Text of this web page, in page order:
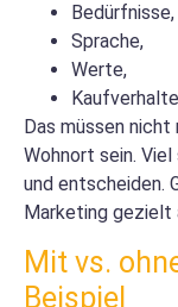
Bedürfnisse,
Sprache,
Werte,
Das müssen
Wohnort sein.
und entscheiden.
Marketing gezielt
Mit vs.
Beispiel